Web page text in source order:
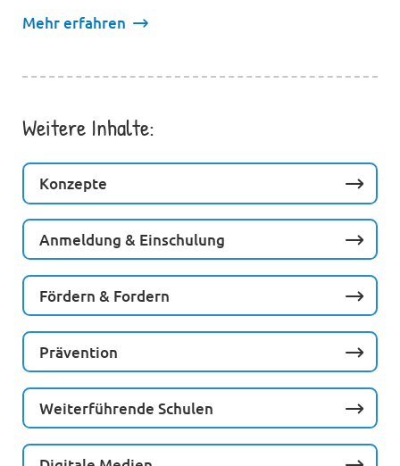
Mehr erfahren
Weitere Inhalte:
Konzepte
Anmeldung & Einschulung
Fördern & Fordern
Prävention
Weiterführende Schulen